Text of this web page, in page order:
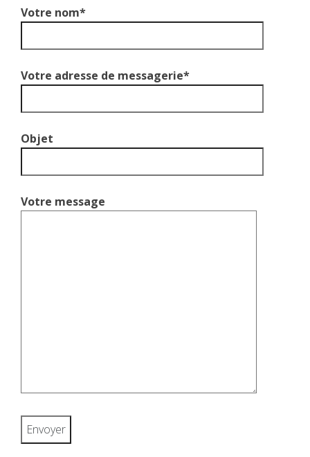
Votre nom*
Votre adresse de messagerie*
Objet
Votre message